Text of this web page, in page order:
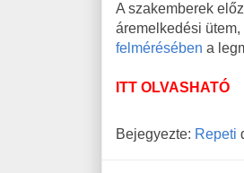
A szakemberek
áremelkedési
felmérésében a
ITT OLVASHATÓ
Bejegyezte: Repeti